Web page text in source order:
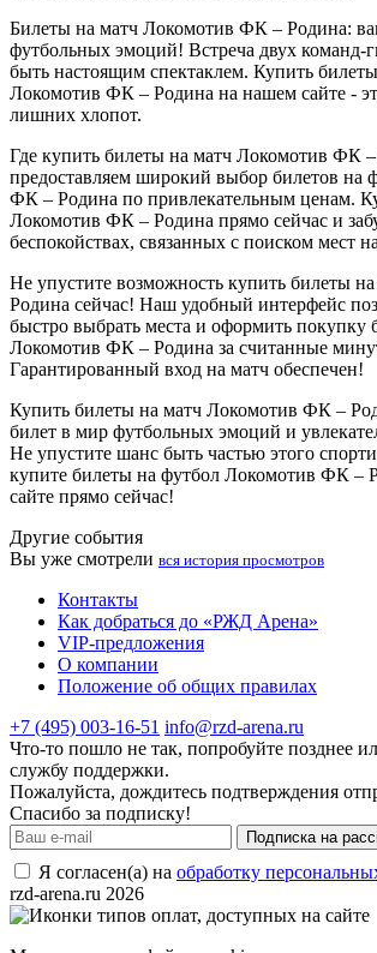
Билеты на матч Локомотив ФК – Родина:
футбольных эмоций! Встреча двух команд-
быть настоящим спектаклем. Купить
Локомотив ФК – Родина на нашем сайте -
лишних хлопот.
Где купить билеты на матч Локомотив ФК
предоставляем широкий выбор билетов на
ФК – Родина по привлекательным ценам.
Локомотив ФК – Родина прямо сейчас и
беспокойствах, связанных с поиском мест
Не упустите возможность купить билеты
Родина сейчас! Наш удобный интерфейс
быстро выбрать места и оформить покупку
Локомотив ФК – Родина за считанные
Гарантированный вход на матч обеспечен!
Купить билеты на матч Локомотив ФК –
билет в мир футбольных эмоций и
Не упустите шанс быть частью этого
купите билеты на футбол Локомотив ФК –
сайте прямо сейчас!
Другие события
Вы уже смотрели вся история просмотров
Контакты
Как добраться до «РЖД Арена»
VIP-предложения
О компании
Положение об общих правилах
+7 (495) 003-16-51 info@rzd-arena.ru
Что-то пошло не так, попробуйте позднее
службу поддержки.
Пожалуйста, дождитесь подтверждения
Спасибо за подписку!
Подписка на
Я согласен(а) на обработку
rzd-arena.ru 2026